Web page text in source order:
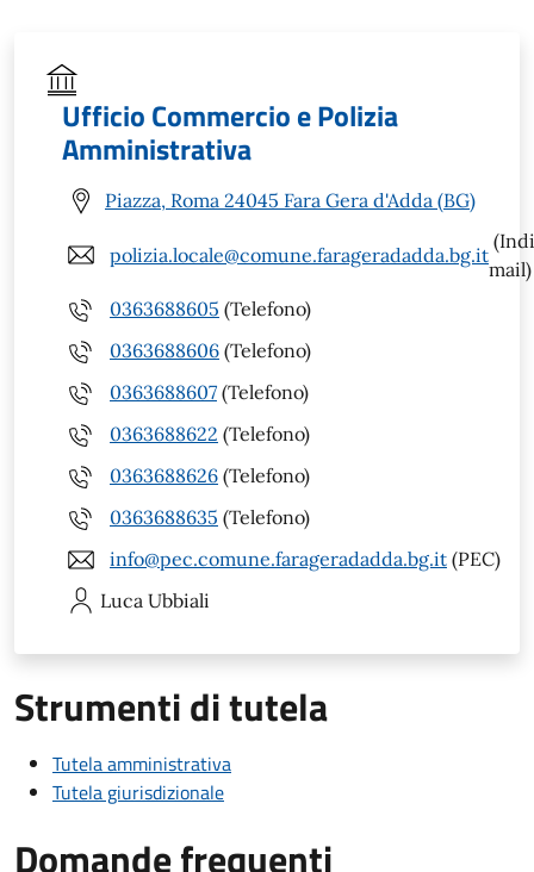
Ufficio Commercio e Polizia
Amministrativa
Piazza, Roma 24045 Fara Gera d'Adda (BG)
polizia.locale@comune.farageradadda.bg.it
mail)
0363688605 (Telefono)
0363688606 (Telefono)
0363688607 (Telefono)
0363688622 (Telefono)
0363688626 (Telefono)
0363688635 (Telefono)
info@pec.comune.farageradadda.bg.it (PEC)
Luca Ubbiali
Strumenti di tutela
Tutela amministrativa
Tutela giurisdizionale
Domande frequenti